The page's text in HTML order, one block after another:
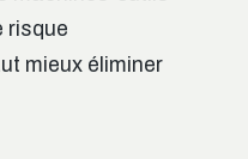
risque
mieux éliminer